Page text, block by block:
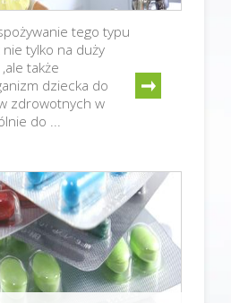
tego typu
tylko na duży
także
dziecka do
zdrowotnych w
do ...